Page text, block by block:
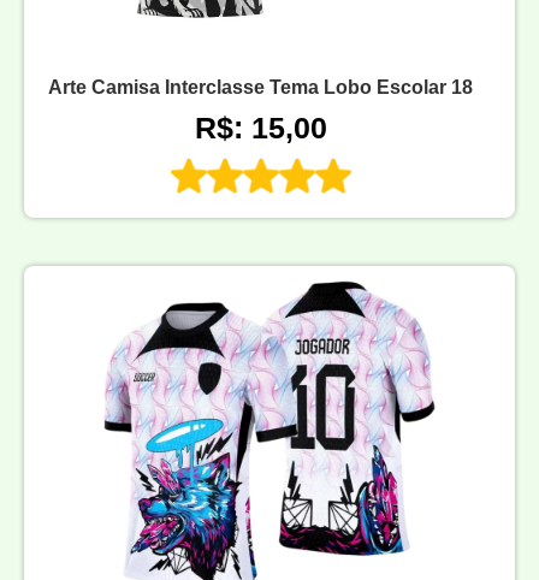
Arte Camisa Interclasse Tema Lobo Escolar 18
R$: 15,00